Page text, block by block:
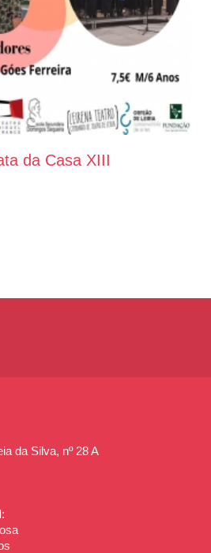
da Casa XIII
da Silva, nº 28 A
: